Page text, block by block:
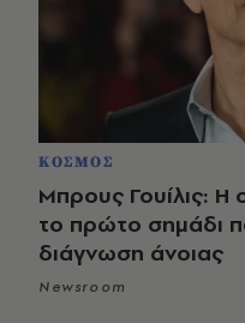
ΚΟΣΜΟΣ
Μπρους Γουίλις:
το πρώτο σημάδι
διάγνωση άνοιας
Newsroom